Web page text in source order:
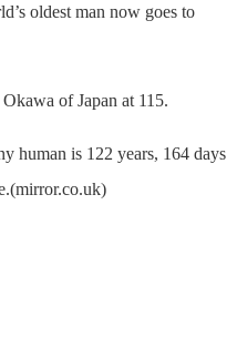
oldest man now goes to
of Japan at 115.
human is 122 years, 164 days